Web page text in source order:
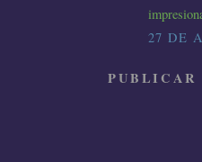
27 DE
PUBLICAR